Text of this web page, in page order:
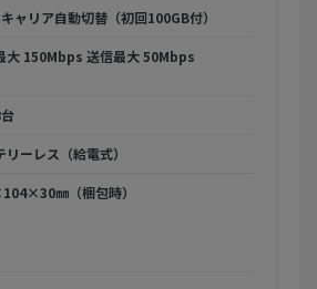
ャリア自動切替（初回100GB付）
大 150Mbps 送信最大 50Mbps
リーレス（給電式）
㎜（梱包時）